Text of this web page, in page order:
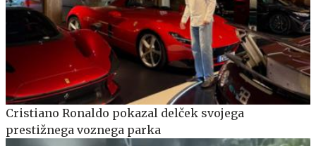
Cristiano Ronaldo pokazal delček svojega
prestižnega voznega parka